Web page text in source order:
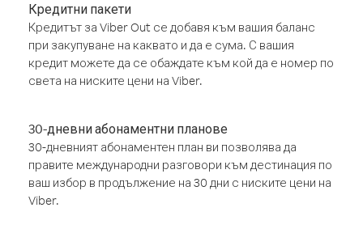
Кредитни пакети
Кредитът за Viber Out се добавя към вашия баланс
при закупуване на каквато и да е сума. С вашия
кредит можете да се обаждате към кой да е номер по
света на ниските цени на Viber.
30-дневни абонаментни планове
30-дневният абонаментен план ви позволява да
правите международни разговори към дестинация по
ваш избор в продължение на 30 дни с ниските цени на
Viber.